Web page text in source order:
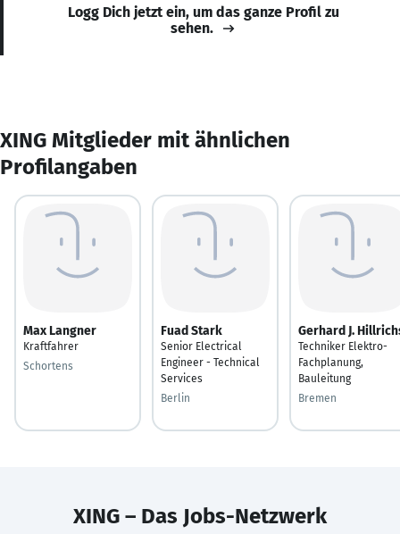
Logg Dich jetzt ein, um das ganze Profil zu
sehen.
XING Mitglieder mit ähnlichen
Profilangaben
Max Langner
Kraftfahrer
Schortens
Fuad Stark
Senior Electrical
Engineer - Technical
Services
Berlin
Gerhard J.
Techniker Elektro-
Fachplanung,
Bauleitung
Bremen
XING – Das Jobs-Netzwerk